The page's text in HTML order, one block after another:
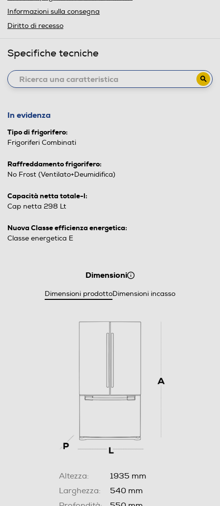
Informazioni sulla consegna
Diritto di recesso
Specifiche tecniche
In evidenza
Tipo di frigorifero:
Frigoriferi Combinati
Raffreddamento frigorifero:
No Frost (Ventilato+Deumidifica)
Capacità netta totale-l:
Cap netta 298 Lt
Nuova Classe efficienza energetica:
Classe energetica E
Dimensioni
Dimensioni prodottoDimensioni incasso
Altezza:
1935 mm
Larghezza:
540 mm